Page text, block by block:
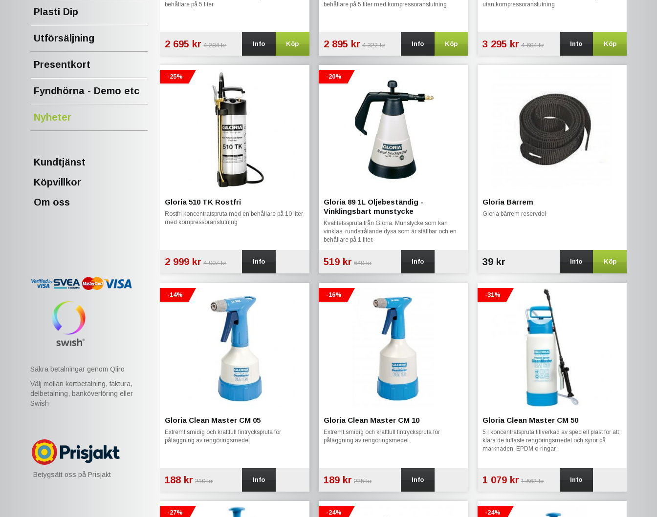
Plasti Dip
Utförsäljning
Presentkort
Fyndhörna - Demo etc
Nyheter
Kundtjänst
Köpvillkor
Om oss
Säkra betalningar genom Qliro
Välj mellan kortbetalning, faktura,
delbetalning, banköverföring eller
Swish
Betygsätt oss på Prisjakt
behållare på 5 liter
2 695 kr 4 284 kr Info Köp
behållare på 5 liter med kompressoranslutning
2 895 kr 4 322 kr Info Köp
utan kompressoranslutning
3 295 kr 4 604 kr Info Köp
-25%
Gloria 510 TK Rostfri
Rostfri koncentratspruta med en behållare på 10 liter
med kompressoranslutning
2 999 kr 4 007 kr Info
-20%
Gloria 89 1L Oljebeständig -
Vinklingsbart munstycke
Kvalitetsspruta från Gloria. Munstycke som kan
vinklas, rundstrålande dysa som är ställbar och en
behållare på 1 liter.
519 kr 649 kr Info
Gloria Bärrem
Gloria bärrem reservdel
39 kr Info Köp
-14%
Gloria Clean Master CM 05
Extremt smidig och kraftfull fintryckspruta för
påläggning av rengöringsmedel
188 kr 219 kr Info
-16%
Gloria Clean Master CM 10
Extremt smidig och kraftfull fintryckspruta för
påläggning av rengöringsmedel.
189 kr 225 kr Info
-31%
Gloria Clean Master CM 50
5 l koncentratspruta tillverkad av speciell plast för att
klara de tuffaste rengöringsmedel och syror på
marknaden. EPDM o-ringar.
1 079 kr 1 562 kr Info
-27% -24% -24%